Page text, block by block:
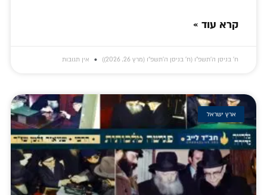
קרא עוד »
ח׳ בניסן ה׳תשפ״ו (ח׳ בניסן ה׳תשפ״ו (מרץ 26, 2026)) אין תגובות
ארץ ישראל